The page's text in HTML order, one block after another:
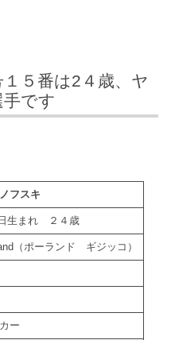
５番は2４歳、ヤ
です
フスキ
生まれ ２４歳
（ポーランド ギジッコ）
ー